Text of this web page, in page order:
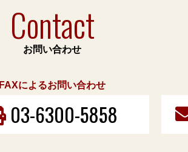
Contact
お問い合わせ
FAXによるお問い合わせ
03-6300-5858